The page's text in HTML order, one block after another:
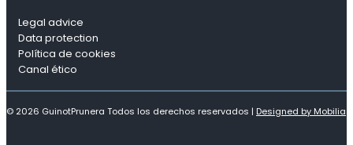
Legal advice
Data protection
Política de cookies
Canal ético
© 2026 GuinotPrunera Todos los derechos reservados | Designed by Mobilia